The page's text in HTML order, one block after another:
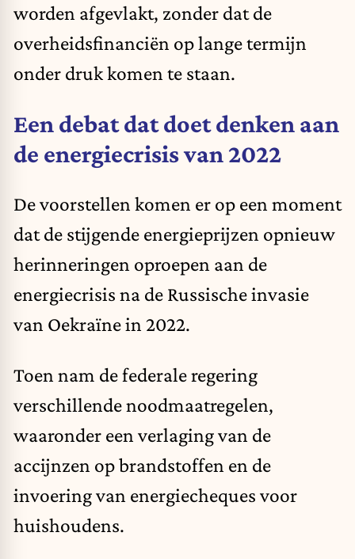
worden afgevlakt, zonder dat de
overheidsfinanciën op lange termijn
onder druk komen te staan.
Een debat dat doet denken aan
de energiecrisis van 2022
De voorstellen komen er op een moment
dat de stijgende energieprijzen opnieuw
herinneringen oproepen aan de
energiecrisis na de Russische invasie
van Oekraïne in 2022.
Toen nam de federale regering
verschillende noodmaatregelen,
waaronder een verlaging van de
accijnzen op brandstoffen en de
invoering van energiecheques voor
huishoudens.